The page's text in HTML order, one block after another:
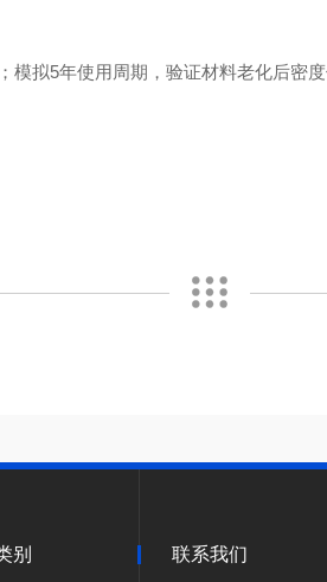
拟5年使用周期，验证材料老化后密度
别 联系我们